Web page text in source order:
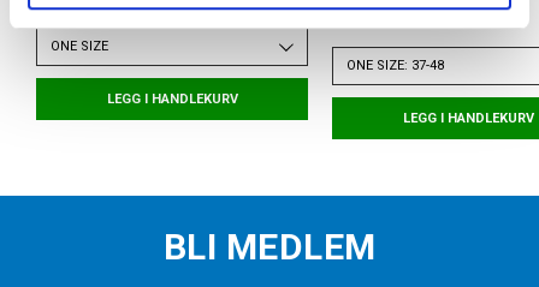
ONE SIZE
LEGG I HANDLEKURV
ONE SIZE: 37-48
LEGG I HANDLEKURV
BLI MEDLEM